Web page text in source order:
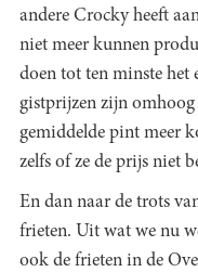
andere Crocky heeft
niet meer kunnen
doen tot ten minste het
gistprijzen zijn
gemiddelde pint meer
zelfs of ze de prijs niet
En dan naar de trots
frieten. Uit wat we nu
ook de frieten in de